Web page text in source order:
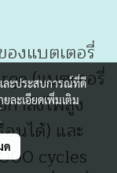
องแบตเตอรี่
(แบตเตอรี่
ำลังไฟสูง
นได้) และ
cycles
ละประสบการณ์ที่ดี
ละเอียดเพิ่มเติม
ด